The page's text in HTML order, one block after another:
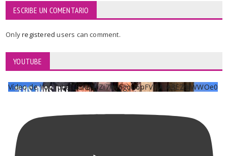
ESCRIBE UN COMENTARIO
Onlyregisteredusers can comment.
YOUTUBE
Vídeo de YouTube UCKqYjiZi7lzy6gqU6pFVFiA_A3EZ9JWWOe0